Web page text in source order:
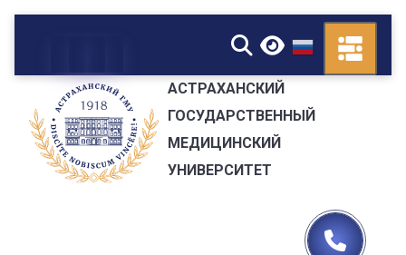
▼
АСТРАХАНСКИЙ
ГОСУДАРСТВЕННЫЙ
МЕДИЦИНСКИЙ
УНИВЕРСИТЕТ